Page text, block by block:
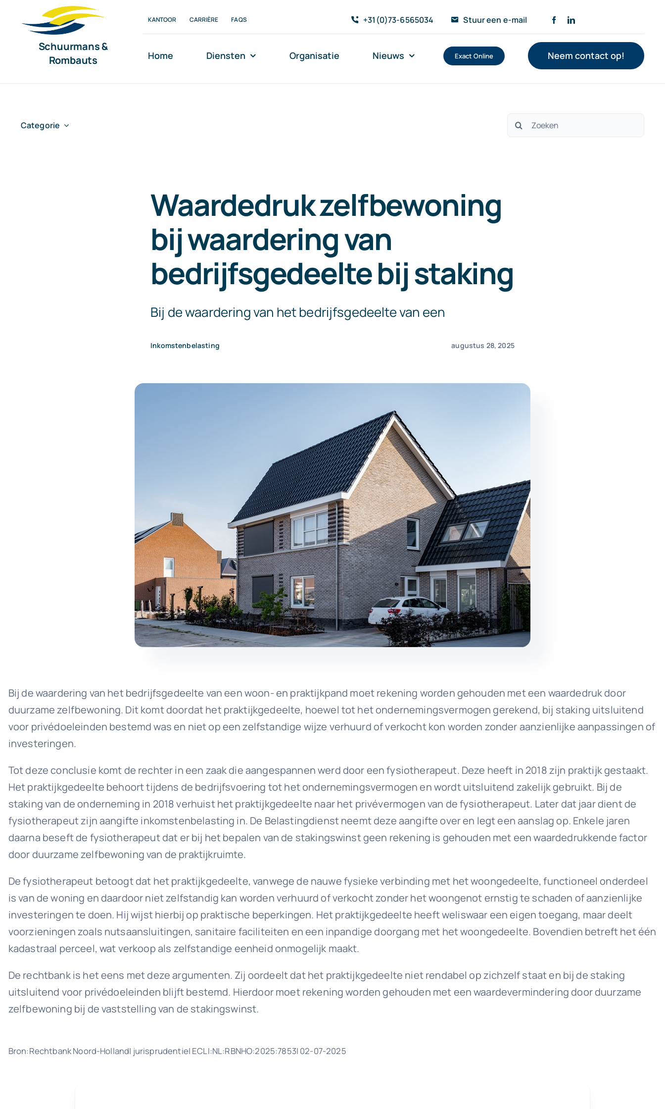
Schuurmans &
Rombauts
KANTOOR CARRIÈRE FAQS +31(0)73-6565034 Stuur een e-mail
Home Diensten Organisatie Nieuws Exact Online Neem contact op!
Categorie
Zoeken
Waardedruk zelfbewoning
bij waardering van
bedrijfsgedeelte bij staking
Bij de waardering van het bedrijfsgedeelte van een
Inkomstenbelasting augustus 28, 2025
Bij de waardering van het bedrijfsgedeelte van een woon- en praktijkpand moet rekening worden gehouden met een waardedruk door
duurzame zelfbewoning. Dit komt doordat het praktijkgedeelte, hoewel tot het ondernemingsvermogen gerekend, bij staking uitsluitend
voor privédoeleinden bestemd was en niet op een zelfstandige wijze verhuurd of verkocht kon worden zonder aanzienlijke aanpassingen of
investeringen.
Tot deze conclusie komt de rechter in een zaak die aangespannen werd door een fysiotherapeut. Deze heeft in 2018 zijn praktijk gestaakt.
Het praktijkgedeelte behoort tijdens de bedrijfsvoering tot het ondernemingsvermogen en wordt uitsluitend zakelijk gebruikt. Bij de
staking van de onderneming in 2018 verhuist het praktijkgedeelte naar het privévermogen van de fysiotherapeut. Later dat jaar dient de
fysiotherapeut zijn aangifte inkomstenbelasting in. De Belastingdienst neemt deze aangifte over en legt een aanslag op. Enkele jaren
daarna beseft de fysiotherapeut dat er bij het bepalen van de stakingswinst geen rekening is gehouden met een waardedrukkende factor
door duurzame zelfbewoning van de praktijkruimte.
De fysiotherapeut betoogt dat het praktijkgedeelte, vanwege de nauwe fysieke verbinding met het woongedeelte, functioneel onderdeel
is van de woning en daardoor niet zelfstandig kan worden verhuurd of verkocht zonder het woongenot ernstig te schaden of aanzienlijke
investeringen te doen. Hij wijst hierbij op praktische beperkingen. Het praktijkgedeelte heeft weliswaar een eigen toegang, maar deelt
voorzieningen zoals nutsaansluitingen, sanitaire faciliteiten en een inpandige doorgang met het woongedeelte. Bovendien betreft het één
kadastraal perceel, wat verkoop als zelfstandige eenheid onmogelijk maakt.
De rechtbank is het eens met deze argumenten. Zij oordeelt dat het praktijkgedeelte niet rendabel op zichzelf staat en bij de staking
uitsluitend voor privédoeleinden blijft bestemd. Hierdoor moet rekening worden gehouden met een waardevermindering door duurzame
zelfbewoning bij de vaststelling van de stakingswinst.
Bron:Rechtbank Noord-Holland| jurisprudentie| ECLI:NL:RBNHO:2025:7853| 02-07-2025